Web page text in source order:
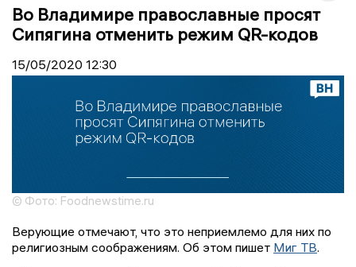
Во Владимире православные просят
Сипягина отменить режим QR-кодов
15/05/2020 12:30
© Фото: Foodnewstime.ru
Верующие отмечают, что это неприемлемо для них по
религиозным соображениям. Об этом пишет Миг ТВ.